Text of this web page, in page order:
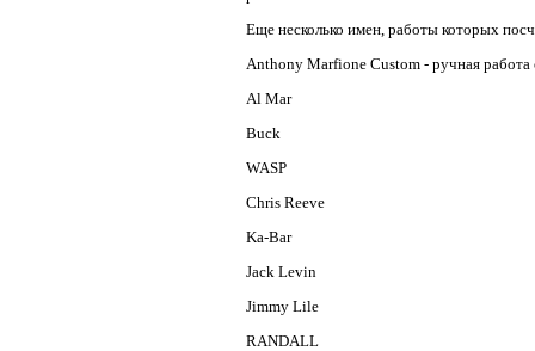
Еще несколько имен, работы которых
Anthony Marfione Custom - ручная
Al Mar
Buck
WASP
Chris Reeve
Ka-Bar
Jack Levin
Jimmy Lile
RANDALL